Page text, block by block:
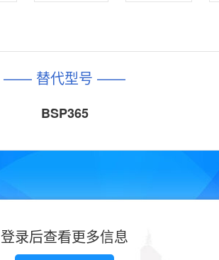
—— 替代型号 ——
BSP365
登录后查看更多信息